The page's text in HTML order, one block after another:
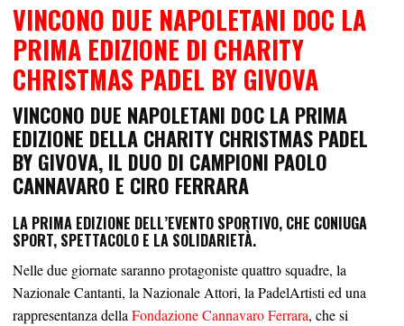
VINCONO DUE NAPOLETANI DOC LA
PRIMA EDIZIONE DI CHARITY
CHRISTMAS PADEL BY GIVOVA
VINCONO DUE NAPOLETANI DOC LA PRIMA
EDIZIONE DELLA CHARITY CHRISTMAS PADEL
BY GIVOVA, IL DUO DI CAMPIONI PAOLO
CANNAVARO E CIRO FERRARA
LA PRIMA EDIZIONE DELL’EVENTO SPORTIVO, CHE CONIUGA
SPORT, SPETTACOLO E LA SOLIDARIETÀ.
Nelle due giornate saranno protagoniste quattro squadre, la
Nazionale Cantanti, la Nazionale Attori, la PadelArtisti ed una
rappresentanza dellaFondazione Cannavaro Ferrara, che si